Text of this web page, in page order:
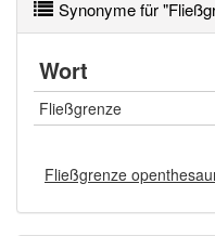
94% unserer
korrekt erraten.
Synonyme für
Wort
Fließgrenze
Fließgrenze